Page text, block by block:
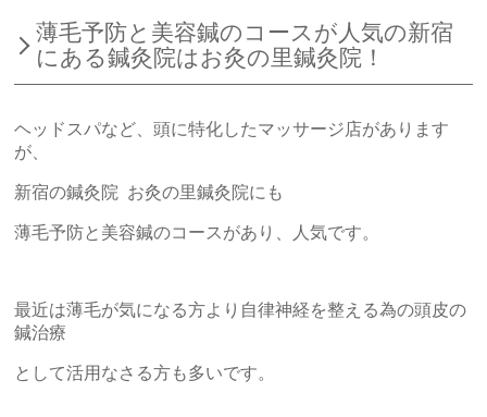
薄毛予防と美容鍼のコースが人気の新宿
にある鍼灸院はお灸の里鍼灸院！
ヘッドスパなど、頭に特化したマッサージ店があります
が、
新宿の鍼灸院 お灸の里鍼灸院にも
薄毛予防と美容鍼のコースがあり、人気です。
最近は薄毛が気になる方より自律神経を整える為の頭皮の
鍼治療
として活用なさる方も多いです。